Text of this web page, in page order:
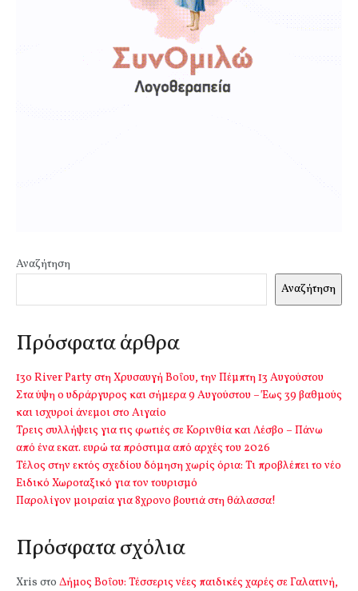
Αναζήτηση
Αναζήτηση
Πρόσφατα άρθρα
13o River Party στη Χρυσαυγή Βοΐου, την Πέμπτη 13 Αυγούστου
Στα ύψη ο υδράργυρος και σήμερα 9 Αυγούστου – Έως 39 βαθμούς
και ισχυροί άνεμοι στο Αιγαίο
Τρεις συλλήψεις για τις φωτιές σε Κορινθία και Λέσβο – Πάνω
από ένα εκατ. ευρώ τα πρόστιμα από αρχές του 2026
Τέλος στην εκτός σχεδίου δόμηση χωρίς όρια: Τι προβλέπει το νέο
Ειδικό Χωροταξικό για τον τουρισμό
Παρολίγον μοιραία για 8χρονο βουτιά στη θάλασσα!
Πρόσφατα σχόλια
Xris στο Δήμος Βοΐου: Τέσσερις νέες παιδικές χαρές σε Γαλατινή,